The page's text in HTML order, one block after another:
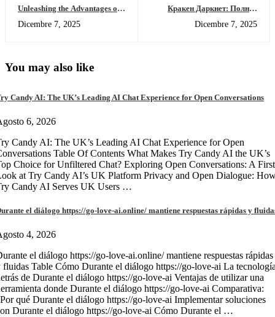
Unleashing the Advantages of
Dicembre 7, 2025
Кракен Даркнет: Полное
рабочие зеркала и обзор 2026
Dicembre 7, 2025
You may also like
Candy AI: The UK’s Leading AI Chat Experience for Open Conversations
6, 2026
Candy AI: The UK’s Leading AI Chat Experience for Open
Table Of Contents What Makes Try Candy AI the UK’s
Choice for Unfiltered Chat? Exploring Open Conversations: A First
at Try Candy AI’s UK Platform Privacy and Open Dialogue:
Candy AI Serves UK Users …
el diálogo https://go-love-ai.online/ mantiene respuestas rápidas y
4, 2026
el diálogo https://go-love-ai.online/ mantiene respuestas rápidas
fluidas Table Cómo Durante el diálogo https://go-love-ai La
de Durante el diálogo https://go-love-ai Ventajas de utilizar una
donde Durante el diálogo https://go-love-ai Comparativa:
qué Durante el diálogo https://go-love-ai Implementar soluciones
Durante el diálogo https://go-love-ai Cómo Durante el …